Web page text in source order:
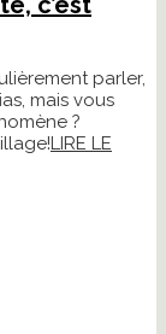
parler,
mais vous
?
LIRE LE